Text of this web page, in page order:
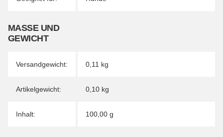
MASSE UND G
EWICHT
Versandgewicht: 0,11 kg
Artikelgewicht: 0,10 kg
Inhalt: 100,00 g